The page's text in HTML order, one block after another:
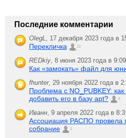
Последние комментарии
OlegL 17 декабря 2023 года в
Перекличка 21
REDkiy 8 июня 2023 года в
Как «замокать» файл для
fhunter, 29 ноября 2022 года в
Проблема с NO_PUBKEY:
добавить его в базу apt?
6
Иванн 9 апреля 2022 года в
Ассоциация РАСПО провела
собрание
1